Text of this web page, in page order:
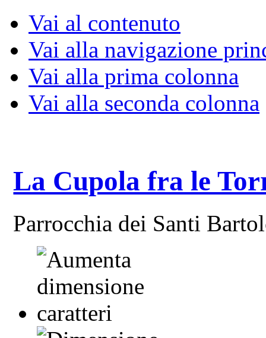
Vai al contenuto
Vai alla navigazione
Vai alla prima colonna
Vai alla seconda colonna
La Cupola fra le
Parrocchia dei Santi